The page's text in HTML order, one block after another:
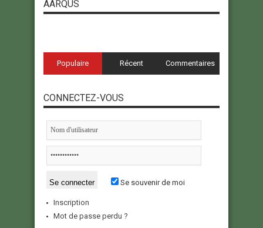
AARQUS
Populaire Récent Commentaires
CONNECTEZ-VOUS
Se souvenir de moi
Inscription
Mot de passe perdu ?